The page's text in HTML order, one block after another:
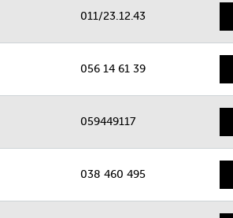
011/23.12.43
056 14 61 39
059449117
038 460 495